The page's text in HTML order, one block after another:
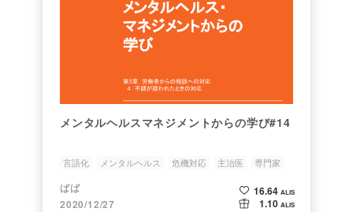
メンタルヘルスマネジメントからの学び#14
言語化 メンタルヘルス 危機対応 主治医 専門家
ばば
2020/12/27
16.64 ALIS
1.10 ALIS